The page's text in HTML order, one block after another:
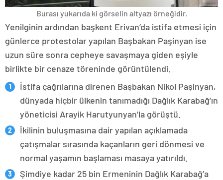
Burası yukarıda ki görselin altyazı örneğidir.
Yenilginin ardından başkent Erivan’da istifa etmesi için
günlerce protestolar yapılan Başbakan Paşinyan ise
uzun süre sonra cepheye savaşmaya giden eşiyle
birlikte bir cenaze töreninde görüntülendi.
İstifa çağrılarına direnen Başbakan Nikol Paşinyan,
dünyada hiçbir ülkenin tanımadığı Dağlık Karabağ’ın
yöneticisi Arayik Harutyunyan’la görüştü.
İkilinin buluşmasına dair yapılan açıklamada
çatışmalar sırasında kaçanların geri dönmesi ve
normal yaşamın başlaması masaya yatırıldı.
Şimdiye kadar 25 bin Ermeninin Dağlık Karabağ’a